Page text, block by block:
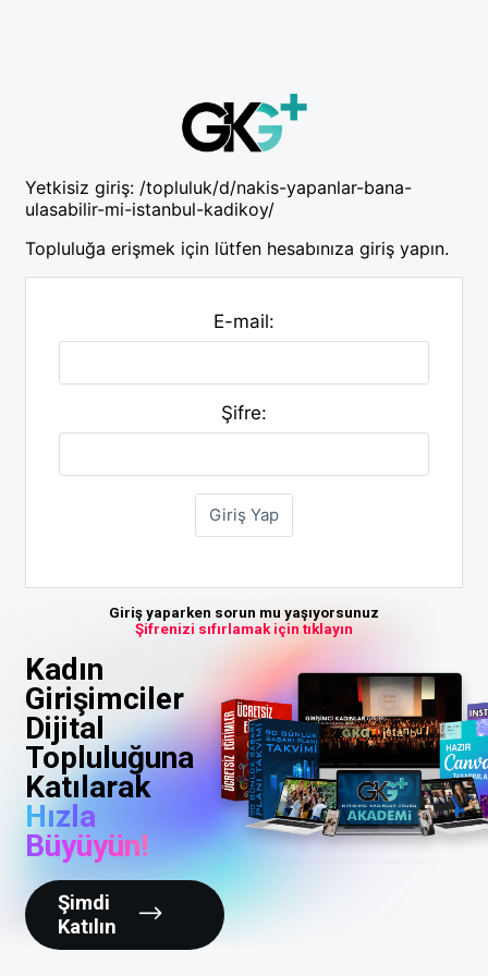
Yetkisiz giriş: /topluluk/d/nakis-yapanlar-bana-
ulasabilir-mi-istanbul-kadikoy/
Topluluğa erişmek için lütfen hesabınıza giriş yapın.
E-mail:
Şifre:
Giriş yaparken sorun mu yaşıyorsunuz
Şifrenizi sıfırlamak için tıklayın
Kadın
Girişimciler
Dijital
Topluluğuna
Katılarak
Hızla
Büyüyün!
Şimdi
Katılın